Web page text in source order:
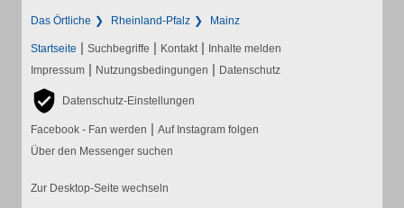
Das Örtliche Rheinland-Pfalz Mainz
Startseite | Suchbegriffe | Kontakt | Inhalte melden
Impressum | Nutzungsbedingungen | Datenschutz
Datenschutz-Einstellungen
Facebook - Fan werden | Auf Instagram folgen
Über den Messenger suchen
Zur Desktop-Seite wechseln